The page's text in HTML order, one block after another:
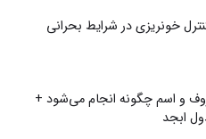
خونریزی در شرایط بحرانی
و اسم چگونه انجام می‌شود +
ابجد